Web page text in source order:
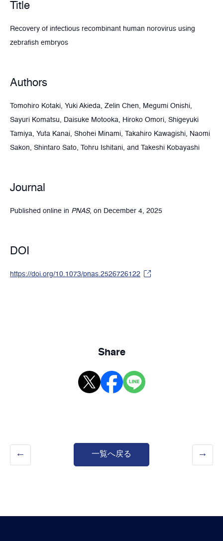
Title
Recovery of infectious recombinant human norovirus using
zebrafish embryos
Authors
Tomohiro Kotaki, Yuki Akieda, Zelin Chen, Megumi Onishi,
Sayuri Komatsu, Daisuke Motooka, Hiroko Omori, Shigeyuki
Tamiya, Yuta Kanai, Shohei Minami, Takahiro Kawagishi, Naomi
Sakon, Shintaro Sato, Tohru Ishitani, and Takeshi Kobayashi
Journal
Published online in PNAS, on December 4, 2025
DOI
https://doi.org/10.1073/pnas.2526726122
Share
一覧へ戻る